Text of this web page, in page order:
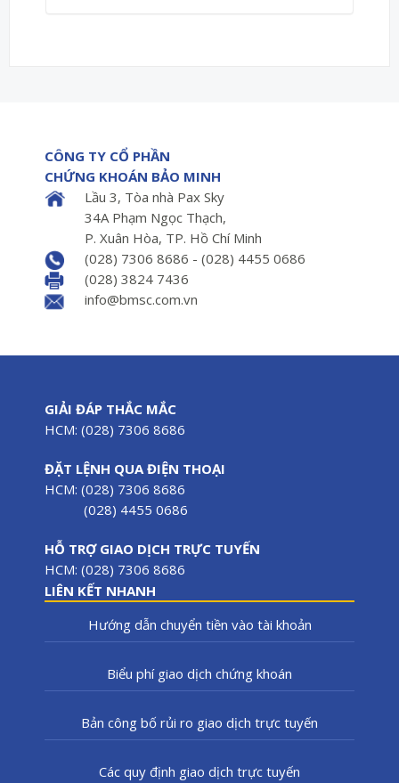
CÔNG TY CỔ PHẦN
CHỨNG KHOÁN BẢO MINH
Lầu 3, Tòa nhà Pax Sky
34A Phạm Ngọc Thạch,
P. Xuân Hòa, TP. Hồ Chí Minh
(028) 7306 8686 - (028) 4455 0686
(028) 3824 7436
info@bmsc.com.vn
GIẢI ĐÁP THẮC MẮC
HCM: (028) 7306 8686
ĐẶT LỆNH QUA ĐIỆN THOẠI
HCM: (028) 7306 8686
(028) 4455 0686
HỖ TRỢ GIAO DỊCH TRỰC TUYẾN
HCM: (028) 7306 8686
LIÊN KẾT NHANH
Hướng dẫn chuyển tiền vào tài khoản
Biểu phí giao dịch chứng khoán
Bản công bố rủi ro giao dịch trực tuyến
Các quy định giao dịch trực tuyến